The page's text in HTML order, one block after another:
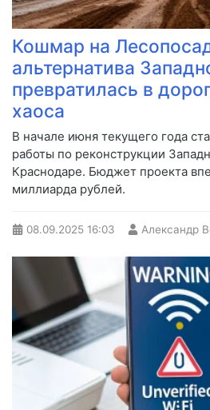
Кошмар на
альтернатива
превратилась в
хаоса
В начале июня текущего года
работы по реконструкции
Краснодаре. Бюджет проекта
миллиарда рублей.
08.09.2025 16:03 Александр